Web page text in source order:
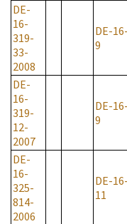
DE-
16-
319-
33-
2008
DE-16-
9
DE-
16-
319-
12-
2007
DE-16-
9
DE-
16-
325-
814-
2006
DE-16-
11